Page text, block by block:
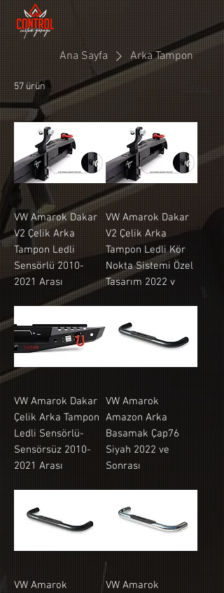
Ana Sayfa Arka Tampon
57 ürün Sırala
VW Amarok Dakar
V2 Çelik Arka
Tampon Ledli
Sensörlü 2010-
2021 Arası
VW Amarok Dakar
V2 Çelik Arka
Tampon Ledli Kör
Nokta Sistemi Özel
Tasarım 2022 v
VW Amarok Dakar
Çelik Arka Tampon
Ledli Sensörlü-
Sensörsüz 2010-
2021 Arası
VW Amarok
Amazon Arka
Basamak Çap76
Siyah 2022 ve
Sonrası
VW Amarok
VW Amarok